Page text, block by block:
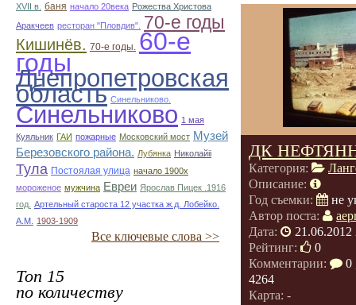
XVII в. баня начало 20века Рожества Христова
Аракчеев ресторан "Пловдив". 70-е годы
Кишинёв. 70-е годы. 60-е
годы
Днепропетровская
область Синельниково.
Синельниково 1 мая
Куяльник ГАИ пожарные Московский мост Музей
Березовского района. Лубянка Николайii
Тула Постоялая улица начало 1900х
мороженое мужчина Евреи Ярослав Пицек .1916
год. Артельный староста 12 участка ж.д. Лобейко.
А.М.
1903-1909
Все ключевые слова >>
Топ 15
по количеству
ДК
Категория:
Описание:
Год съемки:
не
Автор поста:
Дата:
21.06.2012
Рейтинг:
0
Комментарии:
0
4264
Карта: -